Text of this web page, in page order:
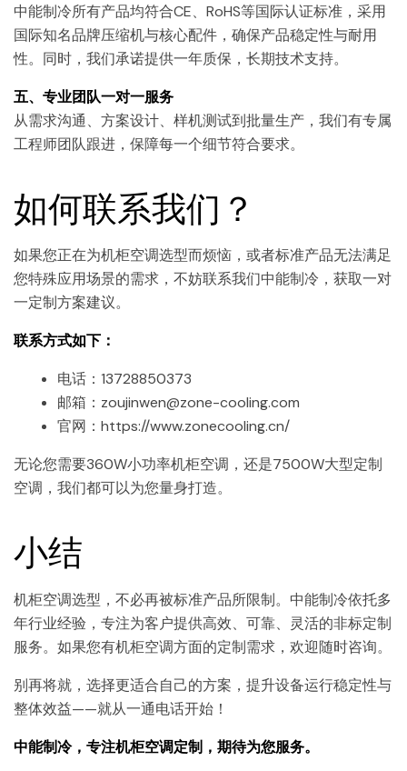
中能制冷所有产品均符合CE、RoHS等国际认证标准，采用
国际知名品牌压缩机与核心配件，确保产品稳定性与耐用
性。同时，我们承诺提供一年质保，长期技术支持。
五、专业团队一对一服务
从需求沟通、方案设计、样机测试到批量生产，我们有专属
工程师团队跟进，保障每一个细节符合要求。
如何联系我们？
如果您正在为机柜空调选型而烦恼，或者标准产品无法满足
您特殊应用场景的需求，不妨联系我们中能制冷，获取一对
一定制方案建议。
联系方式如下：
电话：13728850373
邮箱：zoujinwen@zone-cooling.com
官网：https://www.zonecooling.cn/
无论您需要360W小功率机柜空调，还是7500W大型定制
空调，我们都可以为您量身打造。
小结
机柜空调选型，不必再被标准产品所限制。中能制冷依托多
年行业经验，专注为客户提供高效、可靠、灵活的非标定制
服务。如果您有机柜空调方面的定制需求，欢迎随时咨询。
别再将就，选择更适合自己的方案，提升设备运行稳定性与
整体效益——就从一通电话开始！
中能制冷，专注机柜空调定制，期待为您服务。